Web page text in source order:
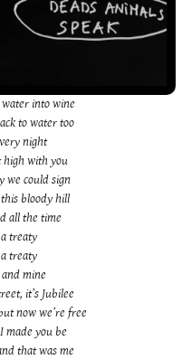
water into wine
to water too
night
high with you
we could sign
bloody hill
all the time
treaty
treaty
mine
it’s Jubilee
now we’re free
made you be
that was me